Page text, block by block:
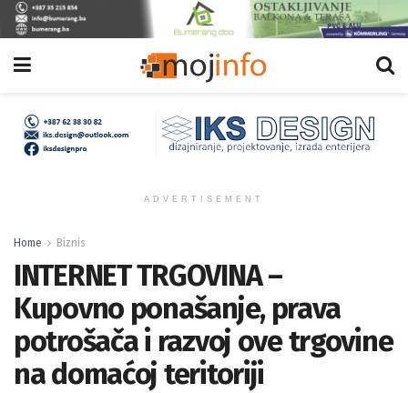
ADVERTISEMENT
Home Biznis
INTERNET TRGOVINA –
Kupovno ponašanje, prava
potrošača i razvoj ove trgovine
na domaćoj teritoriji